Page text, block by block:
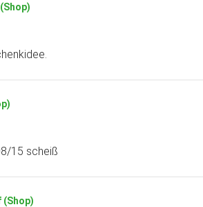
15 scheiß